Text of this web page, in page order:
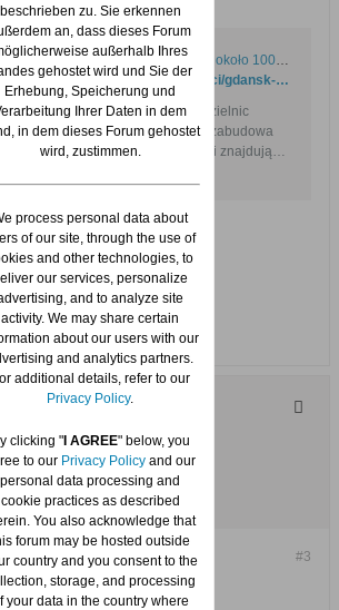
Gdański dron. Zobacz z wysokości około 100 metrów Olszynkę, dzielnicę leżącą na Żuławach
https://www.gdansk.pl/wiadomosci/gdansk-dron-zobacz-zielona-olszynke-z-lotu-ptaka,a,212542
To jedna z najbardziej zielonych dzielnic
Gdańska. Dominuje tu kameralna zabudowa
jednorodzinna. Na terenie Olszynki znajdują
sklepów na terenie całego miasta. To także w
tej dzielnicy znajdują się dość rozległe ogródki
działkowe. Jeżeli nie byliście dotąd na
Olszynce, zobaczcie, jak wygląda z wysokości
około 100 metrów.
#3
über Walddorf/Olszynka
beschrieben zu. Sie erkennen
an, dass dieses Forum
außerhalb Ihres
gehostet wird und Sie der
Erhebung, Speicherung und
Ihrer Daten in dem
in dem dieses Forum gehostet
wird, zustimmen.
process personal data about
of our site, through the use of
and other technologies, to
our services, personalize
and to analyze site
activity. We may share certain
about our users with our
and analytics partners.
additional details, refer to our
Privacy Policy.
clicking "I AGREE" below, you
to our Privacy Policy and our
personal data processing and
cookie practices as described
You also acknowledge that
forum may be hosted outside
country and you consent to the
storage, and processing
your data in the country where